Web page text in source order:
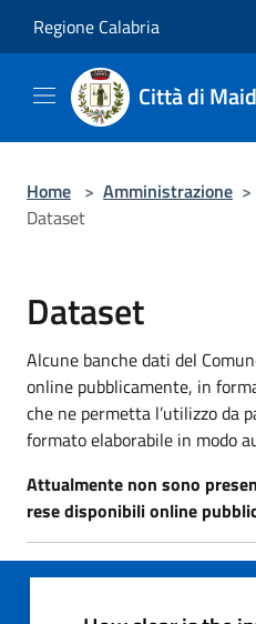
Regione Calabria
Città di
Home > Amministrazione >
Dataset
Dataset
Alcune banche dati del
online pubblicamente, in
che ne permetta l’utilizzo da
formato elaborabile in modo
Attualmente non sono
rese disponibili online